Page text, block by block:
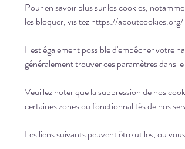
Pour en savoir plus sur les cookies,
les bloquer, visitezhttps://aboutcookies.org/
Il est également possible d'empêcher votre
généralement trouver ces paramètres dans
Veuillez noter que la suppression de nos
certaines zones ou fonctionnalités de nos
Les liens suivants peuvent être utiles, ou